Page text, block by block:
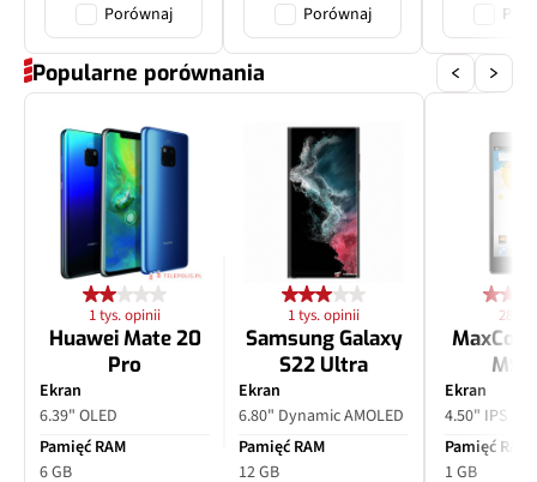
Porównaj Porównaj
Popularne porównania
1 tys. opinii
Huawei Mate 20
Pro
Ekran
6.39" OLED
Pamięć RAM
6 GB
1 tys. opinii
Samsung Galaxy
S22 Ultra
Ekran
6.80" Dynamic AMOLED
Pamięć RAM
12 GB
28
Ekran
4.50" IPS
Pamięć RAM
1 GB